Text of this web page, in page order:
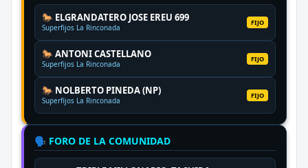
🐎 ELGRANDATERO JOSE EREU 699
Superfijos La Rinconada
FIJO
🐎 ANTONI CASTELLANO
Superfijos La Rinconada
FIJO
🐎 NOLBERTO PINEDA (NP)
Superfijos La Rinconada
FIJO
🗣️ FORO DE LA COMUNIDAD